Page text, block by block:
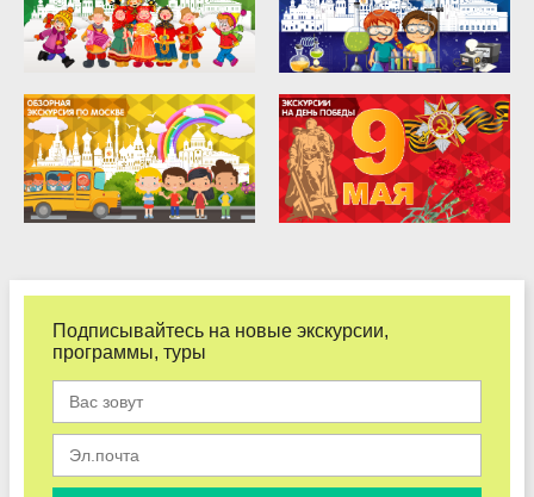
Подписывайтесь на новые экскурсии,
программы, туры